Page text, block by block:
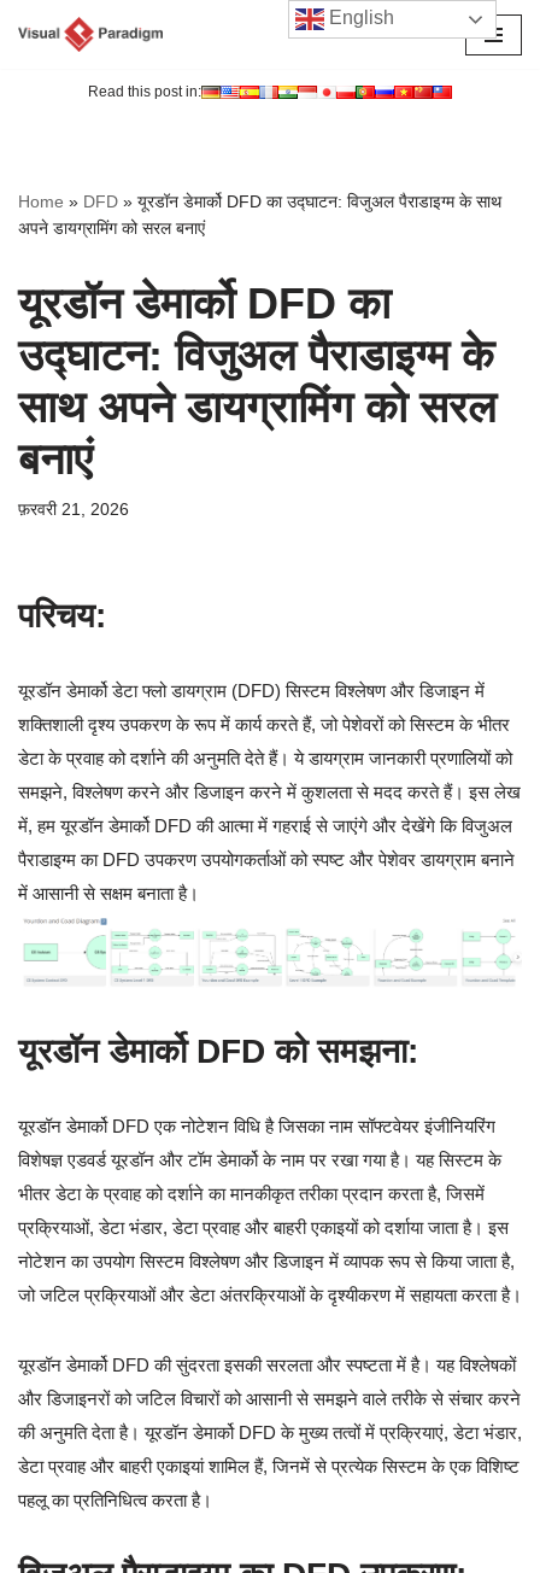
Read this post in:
Home » DFD » यूरडॉन डेमार्को DFD का उद्घाटन: विजुअल पैराडाइग्म के साथ
अपने डायग्रामिंग को सरल बनाएं
यूरडॉन डेमार्को DFD का
उद्घाटन: विजुअल पैराडाइग्म के
साथ अपने डायग्रामिंग को सरल
बनाएं
फ़रवरी 21, 2026
परिचय:
यूरडॉन डेमार्को डेटा फ्लो डायग्राम (DFD) सिस्टम विश्लेषण और डिजाइन में
शक्तिशाली दृश्य उपकरण के रूप में कार्य करते हैं, जो पेशेवरों को सिस्टम के भीतर
डेटा के प्रवाह को दर्शाने की अनुमति देते हैं। ये डायग्राम जानकारी प्रणालियों को
समझने, विश्लेषण करने और डिजाइन करने में कुशलता से मदद करते हैं। इस लेख
में, हम यूरडॉन डेमार्को DFD की आत्मा में गहराई से जाएंगे और देखेंगे कि विजुअल
पैराडाइग्म का DFD उपकरण उपयोगकर्ताओं को स्पष्ट और पेशेवर डायग्राम बनाने
में आसानी से सक्षम बनाता है।
यूरडॉन डेमार्को DFD को समझना:
यूरडॉन डेमार्को DFD एक नोटेशन विधि है जिसका नाम सॉफ्टवेयर इंजीनियरिंग
विशेषज्ञ एडवर्ड यूरडॉन और टॉम डेमार्को के नाम पर रखा गया है। यह सिस्टम के
भीतर डेटा के प्रवाह को दर्शाने का मानकीकृत तरीका प्रदान करता है, जिसमें
प्रक्रियाओं, डेटा भंडार, डेटा प्रवाह और बाहरी एकाइयों को दर्शाया जाता है। इस
नोटेशन का उपयोग सिस्टम विश्लेषण और डिजाइन में व्यापक रूप से किया जाता है,
जो जटिल प्रक्रियाओं और डेटा अंतरक्रियाओं के दृश्यीकरण में सहायता करता है।
यूरडॉन डेमार्को DFD की सुंदरता इसकी सरलता और स्पष्टता में है। यह विश्लेषकों
और डिजाइनरों को जटिल विचारों को आसानी से समझने वाले तरीके से संचार करने
की अनुमति देता है। यूरडॉन डेमार्को DFD के मुख्य तत्वों में प्रक्रियाएं, डेटा भंडार,
डेटा प्रवाह और बाहरी एकाइयां शामिल हैं, जिनमें से प्रत्येक सिस्टम के एक विशिष्ट
पहलू का प्रतिनिधित्व करता है।
English